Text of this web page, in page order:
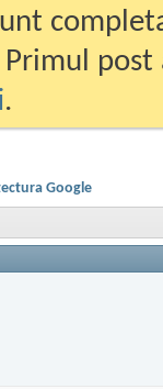
Primul
.
Google